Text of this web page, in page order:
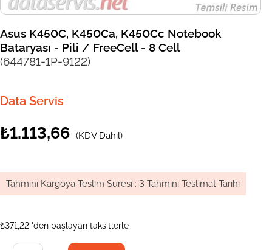
Asus K450C, K450Ca, K450Cc Notebook
Bataryası - Pili / FreeCell - 8 Cell
(644781-1P-9122)
Data Servis
₺1.113,66 (KDV Dahil)
Tahmini Kargoya Teslim Süresi : 3 Tahmini Teslimat Tarihi
₺371,22 'den başlayan taksitlerle